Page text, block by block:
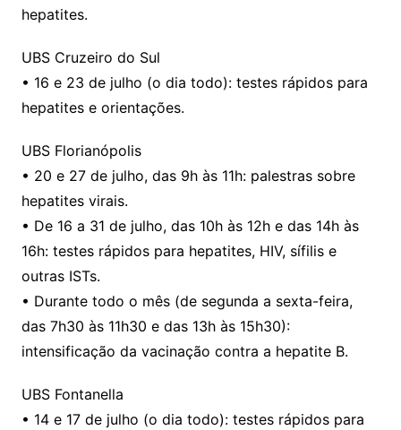
hepatites.
UBS Cruzeiro do Sul
• 16 e 23 de julho (o dia todo): testes rápidos para
hepatites e orientações.
UBS Florianópolis
• 20 e 27 de julho, das 9h às 11h: palestras sobre
hepatites virais.
• De 16 a 31 de julho, das 10h às 12h e das 14h às
16h: testes rápidos para hepatites, HIV, sífilis e
outras ISTs.
• Durante todo o mês (de segunda a sexta-feira,
das 7h30 às 11h30 e das 13h às 15h30):
intensificação da vacinação contra a hepatite B.
UBS Fontanella
• 14 e 17 de julho (o dia todo): testes rápidos para